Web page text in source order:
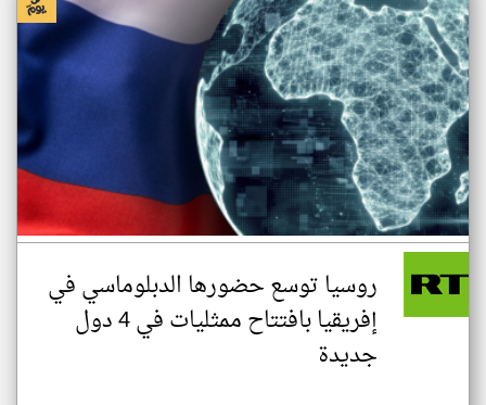
روسيا توسع حضورها الدبلوماسي في
إفريقيا بافتتاح ممثليات في 4 دول
جديدة